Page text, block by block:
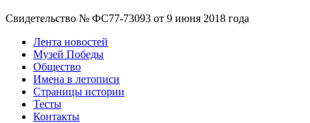
Свидетельство № ФС77-73093 от 9 июня 2018 года
Лента новостей
Музей Победы
Общество
Имена в летописи
Страницы истории
Тесты
Контакты